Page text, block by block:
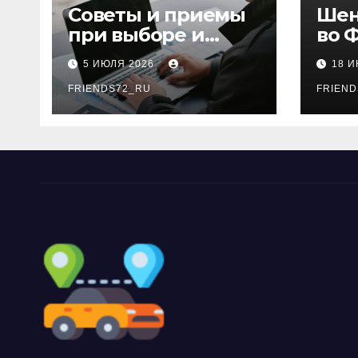
Советы и приемы
при выборе и
бронировании
авиабилетов
5 ИЮЛЯ 2026
FRIENDS72_RU
во
18